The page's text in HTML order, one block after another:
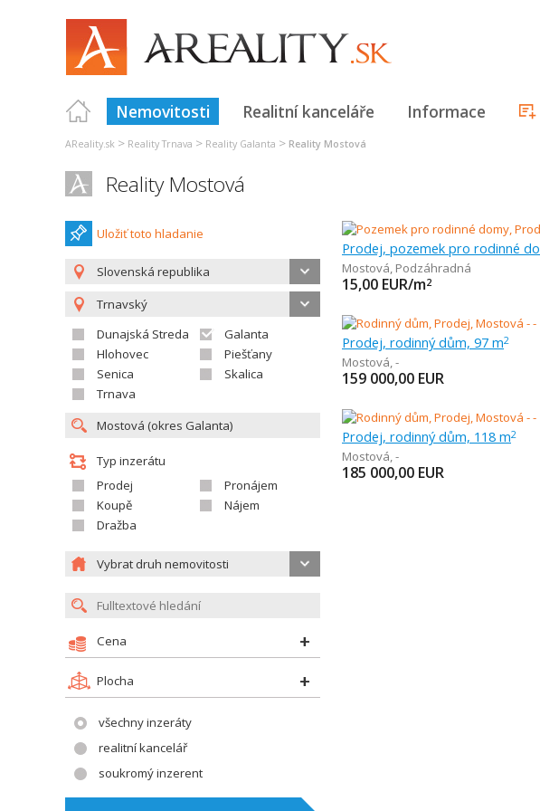
Nemovitosti Realitní kanceláře Informace
AReality.sk > Reality Trnava > Reality Galanta > Reality Mostová
Reality Mostová
Uložiť toto hladanie
Slovenská republika
Trnavský
Dunajská Streda
Galanta
Hlohovec
Piešťany
Senica
Skalica
Trnava
Typ inzerátu
Prodej
Pronájem
Koupě
Nájem
Dražba
Vybrat druh nemovitosti
Cena
Plocha
všechny inzeráty
realitní kancelář
soukromý inzerent
Mostová, Podzáhradná
15,00 EUR/m2
Prodej, rodinný dům, 97 m2
Mostová,-
159 000,00 EUR
Prodej, rodinný dům, 118 m2
Mostová,-
185 000,00 EUR